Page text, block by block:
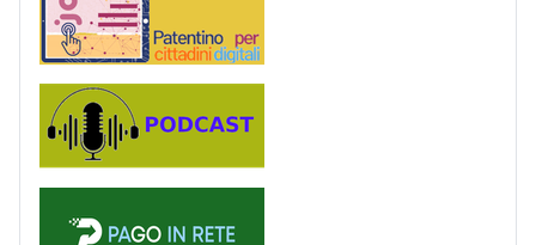
Podcast
PagoinRete